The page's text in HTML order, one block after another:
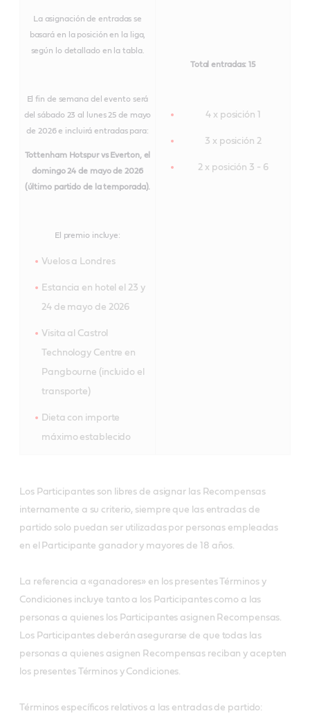
La asignación de entradas se
basará en la posición en la liga,
según lo detallado en la tabla.
El fin de semana del evento será
del sábado 23 al lunes 25 de mayo
de 2026 e incluirá entradas para:
Tottenham Hotspur vs Everton, el
domingo 24 de mayo de 2026
(último partido de la temporada).
El premio incluye:
Vuelos a Londres
Estancia en hotel el 23 y
24 de mayo de 2026
Visita al Castrol
Technology Centre en
Pangbourne (incluido el
transporte)
Dieta con importe
máximo establecido
Total entradas: 15
4 x posición 1
3 x posición 2
2 x posición 3 - 6
Los Participantes son libres de asignar las Recompensas
internamente a su criterio, siempre que las entradas de
partido solo puedan ser utilizadas por personas empleadas
en el Participante ganador y mayores de 18 años.
La referencia a «ganadores» en los presentes Términos y
Condiciones incluye tanto a los Participantes como a las
personas a quienes los Participantes asignen Recompensas.
Los Participantes deberán asegurarse de que todas las
personas a quienes asignen Recompensas reciban y acepten
los presentes Términos y Condiciones.
Términos específicos relativos a las entradas de partido: